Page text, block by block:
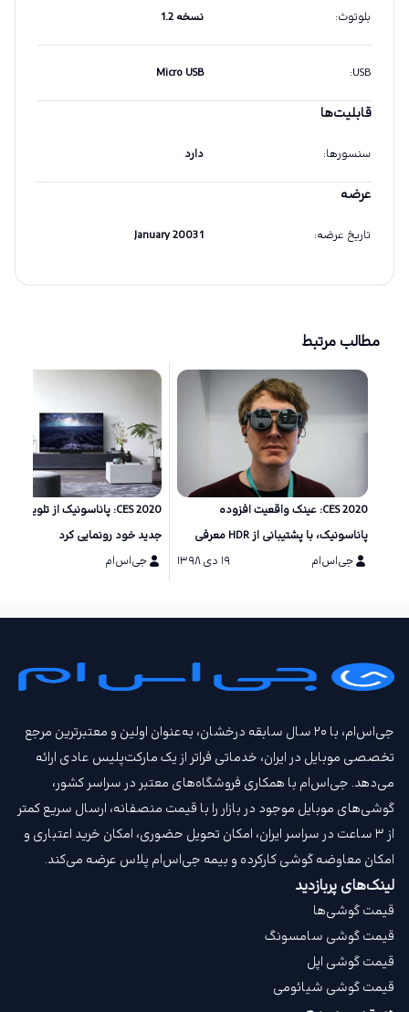
بلوتوث: نسخه 1.2
USB
:
Micro USB
قابلیت‌ها
سنسورها: دارد
عرضه
تاریخ عرضه:
1 January 2003
مطالب مرتبط
CES 2020: عینک واقعیت افزوده
پاناسونیک، با پشتیبانی از HDR معرفی
شدجی‌اس‌ام ۱۹ دی ۱۳۹۸
جدید خود رونمایی کرد
جی‌اس‌ام
جی‌اس‌ام، با ۲۰ سال سابقه درخشان، به‌عنوان اولین و معتبرترین مرجع
تخصصی موبایل در ایران، خدماتی فراتر از یک مارکت‌پلیس عادی ارائه
می‌دهد. جی‌اس‌ام با همکاری فروشگاه‌های معتبر در سراسر کشور،
گوشی‌های موبایل موجود در بازار را با قیمت‌ منصفانه، ارسال سریع کمتر
از ۳ ساعت در سراسر ایران، امکان تحویل حضوری، امکان خرید اعتباری و
امکان معاوضه گوشی کارکرده و بیمه جی‌اس‌ام‌ پلاس عرضه می‌کند.
لینک‌های پربازدید
قیمت گوشی‌ها
قیمت گوشی سامسونگ
قیمت گوشی اپل
قیمت گوشی شیائومی